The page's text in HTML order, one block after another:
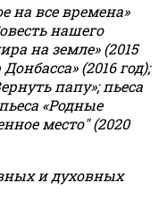
на все времена»
нашего
на земле» (2015
(2016 год);
папу»; пьеса
«Родные
место" (2020
и духовных